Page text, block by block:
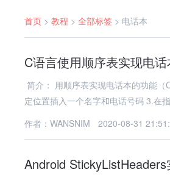
首页 > 教程 > 全部标签 > 电话本
C语言使用顺序表实现电
简介： 用顺序表实现电话本的功能（C语言） 电话本具有如下4个功能： 1.创建一个电话本，电话本里面包含
定位置插入一
作者：WANSNIM
2020-08-31
Android